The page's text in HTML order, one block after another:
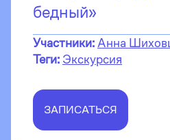
бедный»
Участники: Анна
Теги: Экскурсия
ЗАПИСАТЬСЯ